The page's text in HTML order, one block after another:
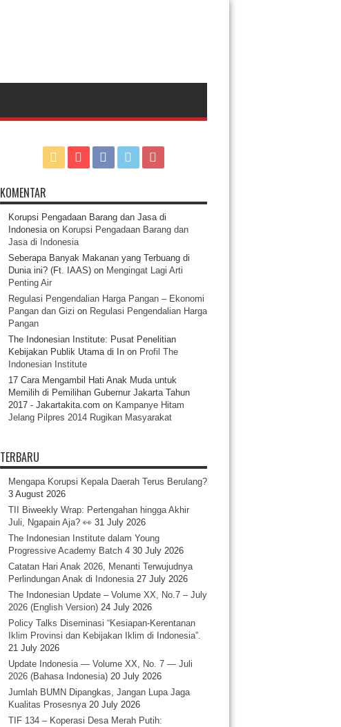
KOMENTAR
Korupsi Pengadaan Barang dan Jasa di
Indonesiaon Korupsi Pengadaan Barang dan
Jasa di Indonesia
Seberapa Banyak Makanan yang Terbuang di
Dunia ini? (Ft. IAAS)on Mengingat Lagi Arti
Penting Air
Regulasi Pengendalian Harga Pangan – Ekonomi
Pangan dan Gizi on Regulasi Pengendalian Harga
Pangan
The Indonesian Institute: Pusat Penelitian
Kebijakan Publik Utama di Inon Profil The
Indonesian Institute
17 Cara Mengambil Hati Anak Muda untuk
Memilih di Pemilihan Gubernur Jakarta Tahun
2017 - Jakartakita.com on Kampanye Hitam
Jelang Pilpres 2014 Rugikan Masyarakat
TERBARU
Mengapa Korupsi Kepala Daerah Terus Berulang?
3 August 2026
TII Biweekly Wrap: Pertengahan hingga Akhir
Juli, Ngapain Aja? 👀 31 July 2026
The Indonesian Institute dalam Young
Progressive Academy Batch 4 30 July 2026
Catatan Hari Anak 2026, Menanti Terwujudnya
Perlindungan Anak di Indonesia 27 July 2026
The Indonesian Update – Volume XX, No.7 – July
2026 (English Version) 24 July 2026
Policy Talks Diseminasi “Kesiapan-Kerentanan
Iklim Provinsi dan Kebijakan Iklim di Indonesia”.
21 July 2026
Update Indonesia — Volume XX, No. 7 — Juli
2026 (Bahasa Indonesia) 20 July 2026
Jumlah BUMN Dipangkas, Jangan Lupa Jaga
Kualitas Prosesnya 20 July 2026
TIF 134 – Koperasi Desa Merah Putih: